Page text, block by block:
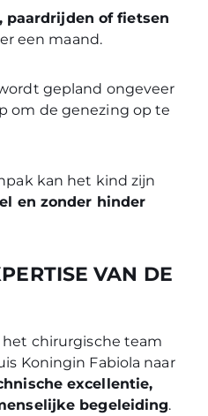
paardrijden of fietsen
een maand.
gepland ongeveer
om de genezing op te
kan het kind zijn
en zonder hinder
VAN DE
chirurgische team
Koningin Fabiola naar
excellentie,
begeleiding.